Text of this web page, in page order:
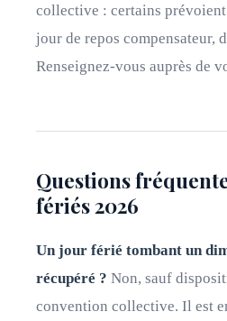
collective : certains
jour de repos compensateur,
Renseignez-vous auprès de
Questions
fériés 2026
Un jour férié tombant un
récupéré ? Non, sauf
convention collective. Il est